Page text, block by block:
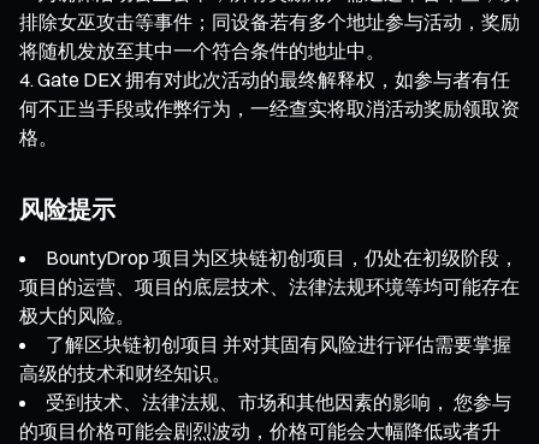
排除女巫攻击等事件；同设备若有多个地址参与活动，奖励
将随机发放至其中一个符合条件的地址中。
Gate DEX 拥有对此次活动的最终解释权，如参与者有任
何不正当手段或作弊行为，一经查实将取消活动奖励领取资
格。
风险提示
BountyDrop 项目为区块链初创项目，仍处在初级阶段，
项目的运营、项目的底层技术、法律法规环境等均可能存在
极大的风险。
了解区块链初创项目 并对其固有风险进行评估需要掌握
高级的技术和财经知识。
受到技术、法律法规、市场和其他因素的影响， 您参与
的项目价格可能会剧烈波动，价格可能会大幅降低或者升